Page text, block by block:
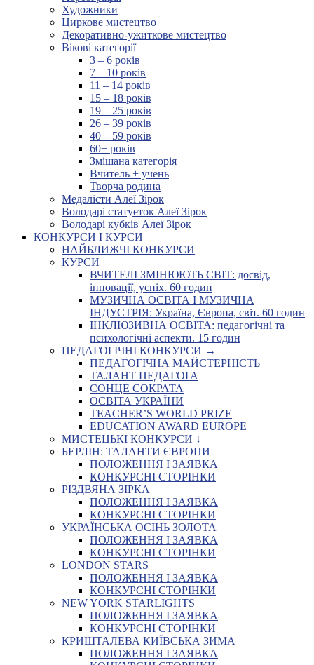
Художники
Циркове мистецтво
Декоративно-ужиткове мистецтво
Вікові категорії
3 – 6 років
7 – 10 років
11 – 14 років
15 – 18 років
19 – 25 років
26 – 39 років
40 – 59 років
60+ років
Змішана категорія
Вчитель + учень
Творча родина
Медалісти Алеї Зірок
Володарі статуеток Алеї Зірок
Володарі кубків Алеї Зірок
КОНКУРСИ І КУРСИ
НАЙБЛИЖЧІ КОНКУРСИ
КУРСИ
ВЧИТЕЛІ ЗМІНЮЮТЬ СВІТ: досвід,
інновації, успіх. 60 годин
МУЗИЧНА ОСВІТА І МУЗИЧНА
ІНДУСТРІЯ: Україна, Європа, світ. 60 годин
ІНКЛЮЗИВНА ОСВІТА: педагогічні та
психологічні аспекти. 15 годин
ПЕДАГОГІЧНІ КОНКУРСИ →
ПЕДАГОГІЧНА МАЙСТЕРНІСТЬ
ТАЛАНТ ПЕДАГОГА
СОНЦЕ СОКРАТА
ОСВІТА УКРАЇНИ
TEACHER’S WORLD PRIZE
EDUCATION AWARD EUROPE
МИСТЕЦЬКІ КОНКУРСИ ↓
БЕРЛІН: ТАЛАНТИ ЄВРОПИ
ПОЛОЖЕННЯ І ЗАЯВКА
КОНКУРСНІ СТОРІНКИ
РІЗДВЯНА ЗІРКА
ПОЛОЖЕННЯ І ЗАЯВКА
КОНКУРСНІ СТОРІНКИ
УКРАЇНСЬКА ОСІНЬ ЗОЛОТА
ПОЛОЖЕННЯ І ЗАЯВКА
КОНКУРСНІ СТОРІНКИ
LONDON STARS
ПОЛОЖЕННЯ І ЗАЯВКА
КОНКУРСНІ СТОРІНКИ
NEW YORK STARLIGHTS
ПОЛОЖЕННЯ І ЗАЯВКА
КОНКУРСНІ СТОРІНКИ
КРИШТАЛЕВА КИЇВСЬКА ЗИМА
ПОЛОЖЕННЯ І ЗАЯВКА